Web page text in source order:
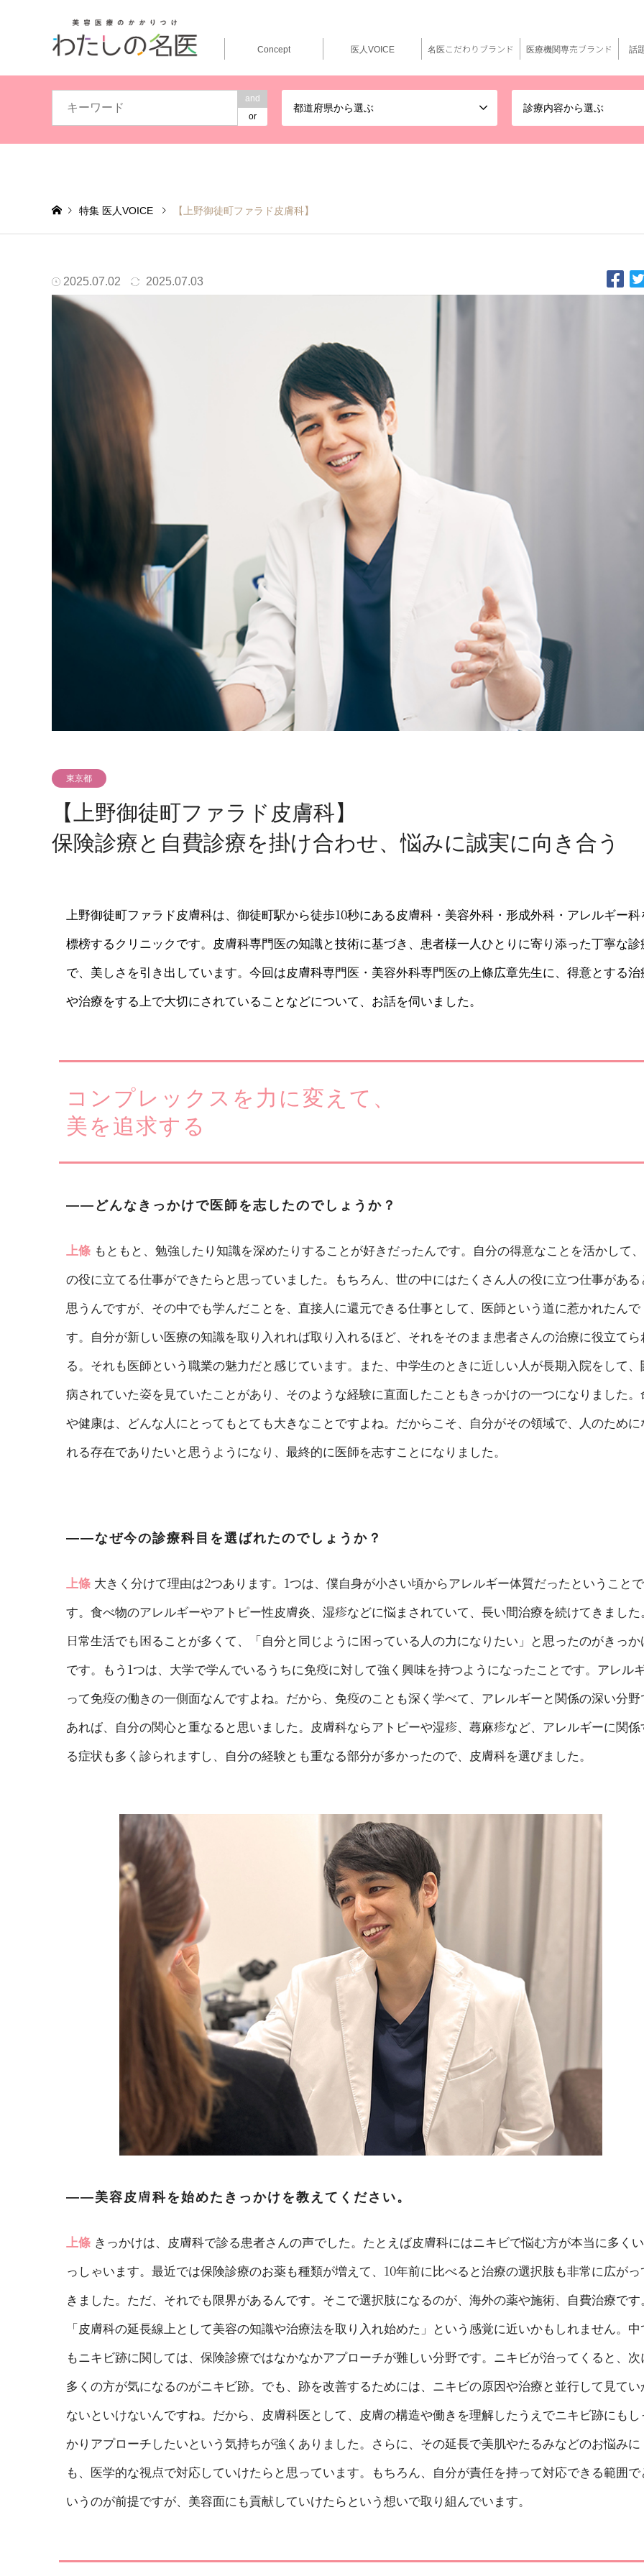
and
or
都道府県から選ぶ 診療内容から選ぶ
Concept 医人VOICE 名医こだわりブランド 医療機関専売ブランド 話
特集 医人VOICE 【上野御徒町ファラド皮膚科】
2025.07.02 2025.07.03
東京都
【上野御徒町ファラド皮膚科】
保険診療と自費診療を掛け合わせ、悩みに誠実に向き合う
上野御徒町ファラド皮膚科は、御徒町駅から徒歩10秒にある皮膚科・美容外科・形成外科・アレルギー科
標榜するクリニックです。皮膚科専門医の知識と技術に基づき、患者様一人ひとりに寄り添った丁寧な診
で、美しさを引き出しています。今回は皮膚科専門医・美容外科専門医の上條広章先生に、得意とする治
や治療をする上で大切にされていることなどについて、お話を伺いました。
コンプレックスを力に変えて、
美を追求する
――どんなきっかけで医師を志したのでしょうか？
上條 もともと、勉強したり知識を深めたりすることが好きだったんです。自分の得意なことを活かして
の役に立てる仕事ができたらと思っていました。もちろん、世の中にはたくさん人の役に立つ仕事がある
思うんですが、その中でも学んだことを、直接人に還元できる仕事として、医師という道に惹かれたんで
す。自分が新しい医療の知識を取り入れれば取り入れるほど、それをそのまま患者さんの治療に役立てら
る。それも医師という職業の魅力だと感じています。また、中学生のときに近しい人が長期入院をして、
病されていた姿を見ていたことがあり、そのような経験に直面したこともきっかけの一つになりました。
や健康は、どんな人にとってもとても大きなことですよね。だからこそ、自分がその領域で、人のために
れる存在でありたいと思うようになり、最終的に医師を志すことになりました。
――なぜ今の診療科目を選ばれたのでしょうか？
上條 大きく分けて理由は2つあります。1つは、僕自身が小さい頃からアレルギー体質だったということで
す。食べ物のアレルギーやアトピー性皮膚炎、湿疹などに悩まされていて、長い間治療を続けてきました
日常生活でも困ることが多くて、「自分と同じように困っている人の力になりたい」と思ったのがきっか
です。もう1つは、大学で学んでいるうちに免疫に対して強く興味を持つようになったことです。アレル
って免疫の働きの一側面なんですよね。だから、免疫のことも深く学べて、アレルギーと関係の深い分野
あれば、自分の関心と重なると思いました。皮膚科ならアトピーや湿疹、蕁麻疹など、アレルギーに関係
る症状も多く診られますし、自分の経験とも重なる部分が多かったので、皮膚科を選びました。
――美容皮膚科を始めたきっかけを教えてください。
上條 きっかけは、皮膚科で診る患者さんの声でした。たとえば皮膚科にはニキビで悩む方が本当に多く
っしゃいます。最近では保険診療のお薬も種類が増えて、10年前に比べると治療の選択肢も非常に広がっ
きました。ただ、それでも限界があるんです。そこで選択肢になるのが、海外の薬や施術、自費治療です
「皮膚科の延長線上として美容の知識や治療法を取り入れ始めた」という感覚に近いかもしれません。中
もニキビ跡に関しては、保険診療ではなかなかアプローチが難しい分野です。ニキビが治ってくると、次
多くの方が気になるのがニキビ跡。でも、跡を改善するためには、ニキビの原因や治療と並行して見てい
ないといけないんですね。だから、皮膚科医として、皮膚の構造や働きを理解したうえでニキビ跡にもし
かりアプローチしたいという気持ちが強くありました。さらに、その延長で美肌やたるみなどのお悩みに
も、医学的な視点で対応していけたらと思っています。もちろん、自分が責任を持って対応できる範囲で
いうのが前提ですが、美容面にも貢献していけたらという想いで取り組んでいます。